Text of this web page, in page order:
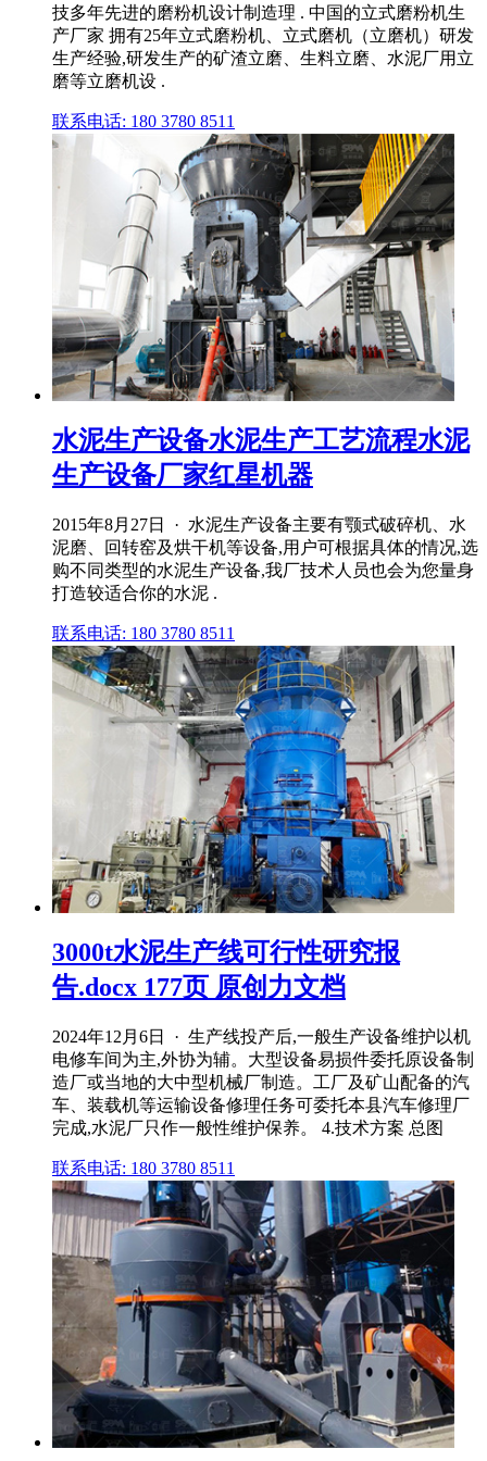
技多年先进的磨粉机设计制造理 . 中国的立式磨粉机生
产厂家 拥有25年立式磨粉机、立式磨机（立磨机）研发
生产经验,研发生产的矿渣立磨、生料立磨、水泥厂用立
磨等立磨机设 .
联系电话: 180 3780 8511
水泥生产设备水泥生产工艺流程水泥
生产设备厂家红星机器
2015年8月27日 · 水泥生产设备主要有颚式破碎机、水
泥磨、回转窑及烘干机等设备,用户可根据具体的情况,选
购不同类型的水泥生产设备,我厂技术人员也会为您量身
打造较适合你的水泥 .
联系电话: 180 3780 8511
3000t水泥生产线可行性研究报
告.docx 177页 原创力文档
2024年12月6日 · 生产线投产后,一般生产设备维护以机
电修车间为主,外协为辅。大型设备易损件委托原设备制
造厂或当地的大中型机械厂制造。工厂及矿山配备的汽
车、装载机等运输设备修理任务可委托本县汽车修理厂
完成,水泥厂只作一般性维护保养。 4.技术方案 总图
联系电话: 180 3780 8511